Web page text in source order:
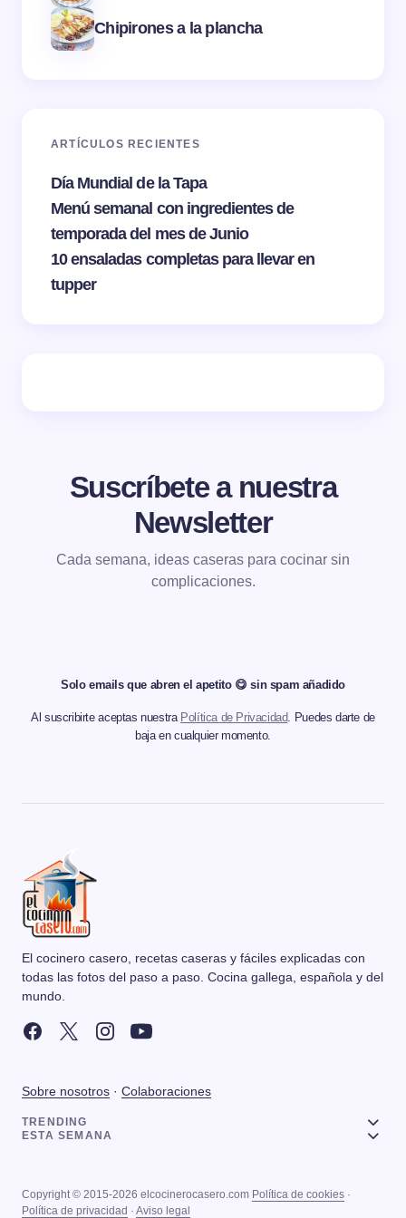
Chipirones a la plancha
ARTÍCULOS RECIENTES
Día Mundial de la Tapa
Menú semanal con ingredientes de
temporada del mes de Junio
10 ensaladas completas para llevar en
tupper
Suscríbete a nuestra
Newsletter
Cada semana, ideas caseras para cocinar sin
complicaciones.
Solo emails que abren el apetito 😋 sin spam añadido
Al suscribirte aceptas nuestra Política de Privacidad. Puedes darte de
baja en cualquier momento.
El cocinero casero, recetas caseras y fáciles explicadas con
todas las fotos del paso a paso. Cocina gallega, española y del
mundo.
Sobre nosotros · Colaboraciones
TRENDING
ESTA SEMANA
Copyright © 2015-2026 elcocinerocasero.com Política de cookies ·
Política de privacidad · Aviso legal